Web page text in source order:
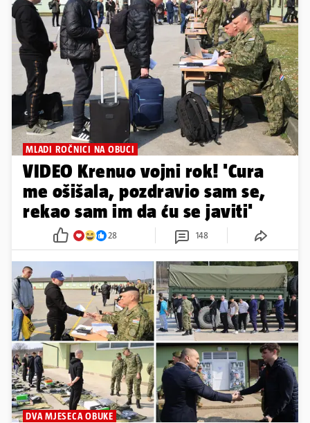
MLADI ROČNICI NA OBUCI
VIDEO Krenuo vojni rok! 'Cura
me ošišala, pozdravio sam se,
rekao sam im da ću se javiti'
28 148
DVA MJESECA OBUKE